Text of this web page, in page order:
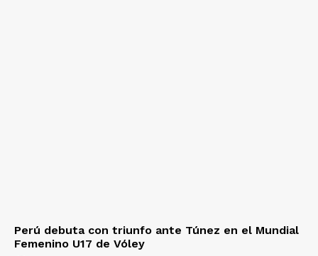
Perú debuta con triunfo ante Túnez en el Mundial
Femenino U17 de Vóley